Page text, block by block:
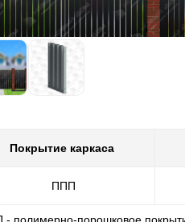
Покрытие каркаса
ППП